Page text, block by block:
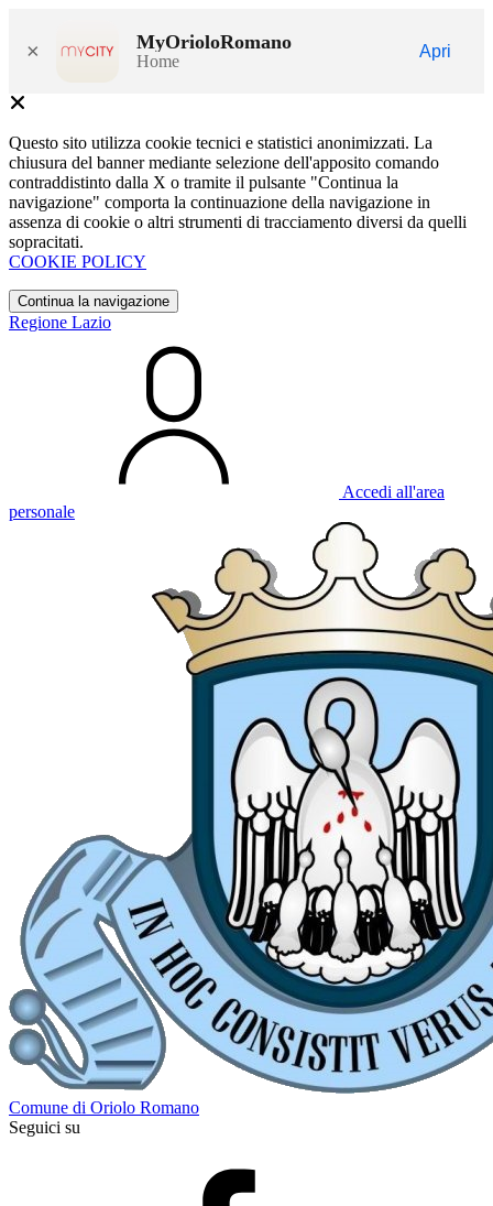
× MyOrioloRomano
Home
Apri
Questo sito utilizza cookie tecnici e statistici anonimizzati. La
chiusura del banner mediante selezione dell'apposito comando
contraddistinto dalla X o tramite il pulsante "Continua la
navigazione" comporta la continuazione della navigazione in
assenza di cookie o altri strumenti di tracciamento diversi da quelli
sopracitati.
COOKIE POLICY
Continua la navigazione
Regione Lazio
Accedi all'area
personale
Comune di Oriolo Romano
Seguici su